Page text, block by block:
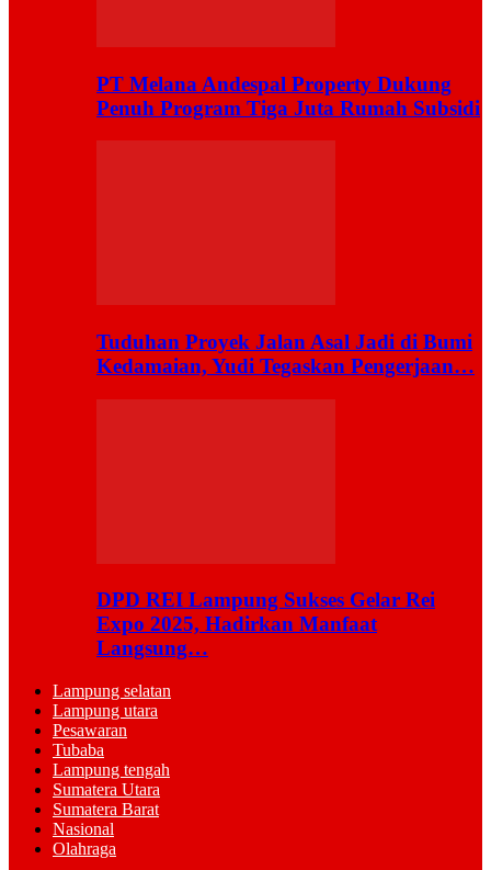
PT Melana Andespal Property Dukung
Penuh Program Tiga Juta Rumah Subsidi
Tuduhan Proyek Jalan Asal Jadi di Bumi
Kedamaian, Yudi Tegaskan Pengerjaan…
DPD REI Lampung Sukses Gelar Rei
Expo 2025, Hadirkan Manfaat
Langsung…
Lampung selatan
Lampung utara
Pesawaran
Tubaba
Lampung tengah
Sumatera Utara
Sumatera Barat
Nasional
Olahraga